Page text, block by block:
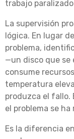
trabajo
La supervisión
lógica. En lugar
problema,
—un disco que se
consume
temperatura
produzca el fallo.
el problema se
Es la diferencia